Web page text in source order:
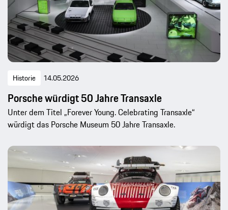
Historie 14.05.2026
Porsche würdigt 50 Jahre Transaxle
Unter dem Titel „Forever Young. Celebrating Transaxle“
würdigt das Porsche Museum 50 Jahre Transaxle.